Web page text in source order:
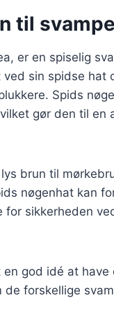
til
er en spiselig
sin spidse hat
Spids
gør den til en
brun til
nøgenhat kan
for sikkerheden
god idé at have
forskellige